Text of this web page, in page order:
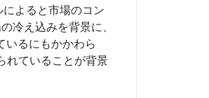
によると市場のコン
冷え込みを背景に、
いるにもかかわら
れていることが背景